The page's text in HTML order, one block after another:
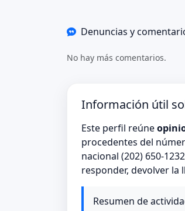
Denuncias y
No hay más comentarios.
Información útil
Este perfil reúne
procedentes del
nacional (202) 650-
responder, devolver la
Resumen de